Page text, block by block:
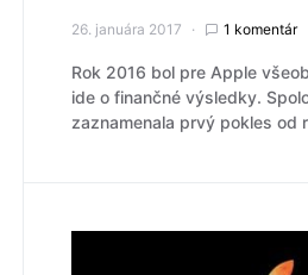
26. januára 2017 1 komentár
Rok 2016 bol pre Apple
ide o finančné výsledky.
zaznamenala prvý pokles od